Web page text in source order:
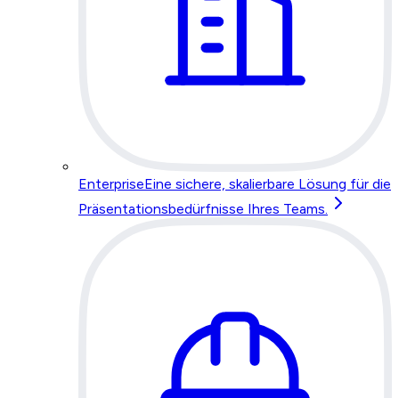
EnterpriseEine sichere, skalierbare Lösung für die
Präsentationsbedürfnisse Ihres Teams.